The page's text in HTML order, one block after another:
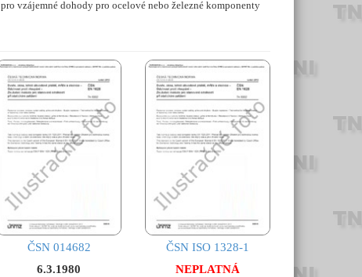
vzájemné dohody pro ocelové nebo železné komponenty
ČSN 014682
6.3.1980
ČSN ISO 1328-1
NEPLATNÁ